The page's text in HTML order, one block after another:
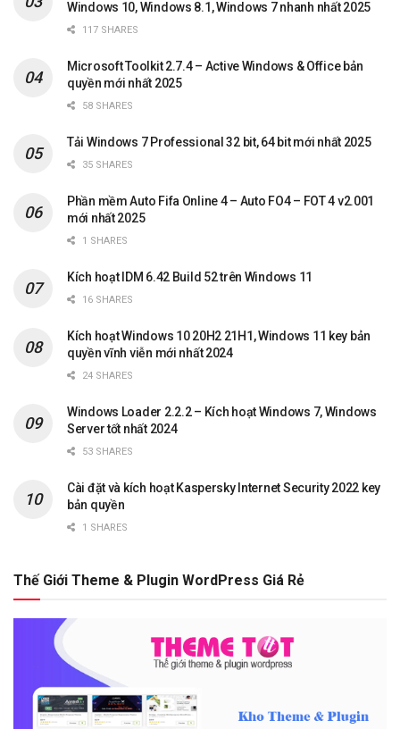
Windows 10, Windows 8.1, Windows 7 nhanh nhất 2025
117 SHARES
Microsoft Toolkit 2.7.4 – Active Windows & Office bản
quyền mới nhất 2025
58 SHARES
Tải Windows 7 Professional 32 bit, 64 bit mới nhất 2025
35 SHARES
Phần mềm Auto Fifa Online 4 – Auto FO4 – FOT 4 v2.001
mới nhất 2025
1 SHARES
Kích hoạt IDM 6.42 Build 52 trên Windows 11
16 SHARES
Kích hoạt Windows 10 20H2 21H1, Windows 11 key bản
quyền vĩnh viễn mới nhất 2024
24 SHARES
Windows Loader 2.2.2 – Kích hoạt Windows 7, Windows
Server tốt nhất 2024
53 SHARES
Cài đặt và kích hoạt Kaspersky Internet Security 2022 key
bản quyền
1 SHARES
Thế Giới Theme & Plugin WordPress Giá Rẻ